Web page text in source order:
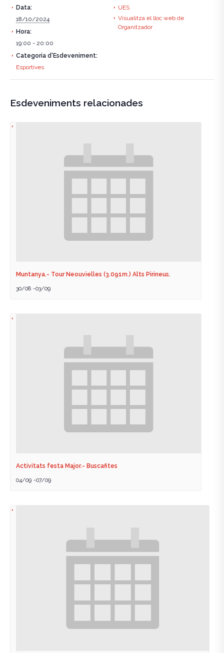
Data:
18/10/2024
Hora:
19:00 - 20:00
Categoria d'Esdeveniment:
Esportives
UES
Visualitza el lloc web de
Organitzador
Esdeveniments relacionades
Muntanya.- Tour Neouvielles (3.091m.) Alts Pirineus.
30/08 -03/09
Activitats festa Major.- Buscafites
04/09 -07/09